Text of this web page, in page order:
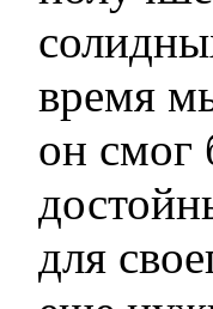
время
он смог
для